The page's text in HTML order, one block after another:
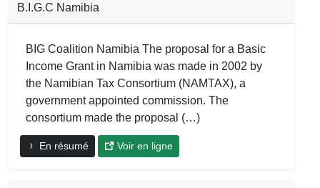
B.I.G.C Namibia
BIG Coalition Namibia The proposal for a Basic
Income Grant in Namibia was made in 2002 by
the Namibian Tax Consortium (NAMTAX), a
government appointed commission. The
consortium made the proposal (…)
En résumé Voir en ligne